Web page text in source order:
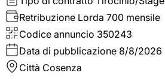
Retribuzione Lorda 700 mensile
Codice annuncio 350243
Data di pubblicazione 8/8/2026
Città Cosenza